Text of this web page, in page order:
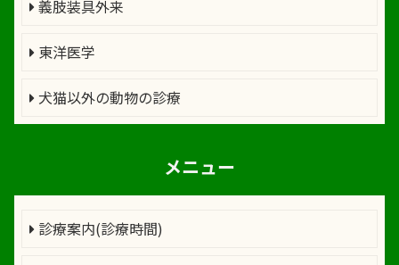
義肢装具外来
東洋医学
犬猫以外の動物の診療
メニュー
診療案内(診療時間)